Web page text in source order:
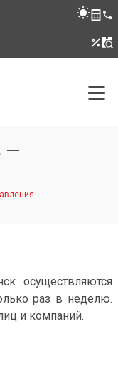
—
осуществляются
раз в неделю.
и компаний.